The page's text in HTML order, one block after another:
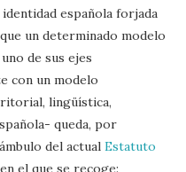
española forjada
un determinado modelo
de sus ejes
con un modelo
lingüística,
queda, por
del actualEstatuto
en el que se recoge: